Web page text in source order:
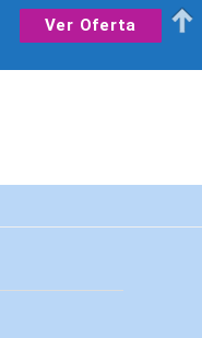
Ver Oferta